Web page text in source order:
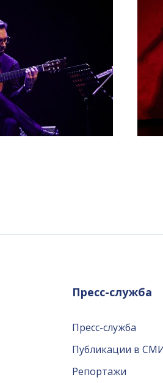
Пресс-служба
Пресс-служба
Публикации в
Репортажи